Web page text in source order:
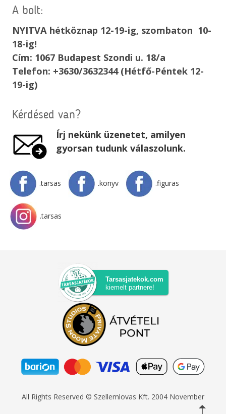
A bolt:
NYITVA hétköznap 12-19-ig, szombaton 10-
18-ig!
Cím: 1067 Budapest Szondi u. 18/a
Telefon: +3630/3632344 (Hétfő-Péntek 12-
19-ig)
Kérdésed van?
Írj nekünk üzenetet, amilyen
gyorsan tudunk válaszolunk.
.tarsas .konyv .figuras
.tarsas
Tarsasjatekok.com
kiemelt partnere!
All Rights Reserved © Szellemlovas Kft. 2004 November